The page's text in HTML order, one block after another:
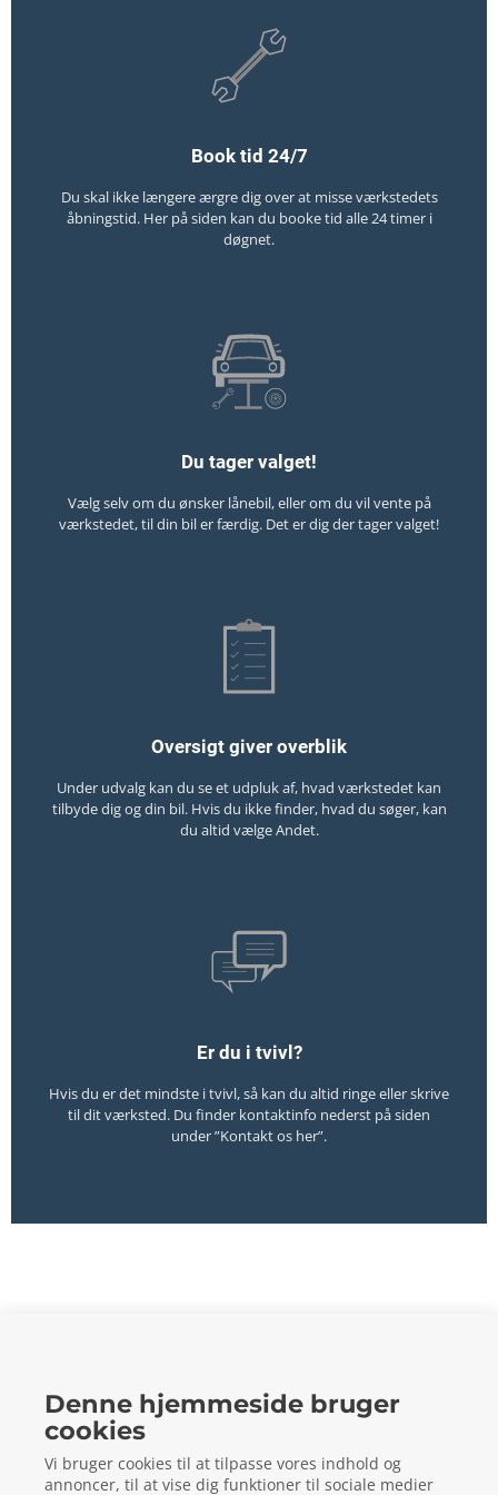
Denne hjemmeside bruger
cookies
Vi bruger cookies til at tilpasse vores indhold og
annoncer, til at vise dig funktioner til sociale medier
Book tid 24/7
Du skal ikke længere ærgre dig over at misse værkstedets
åbningstid. Her på siden kan du booke tid alle 24 timer i
døgnet.
Du tager valget!
Vælg selv om du ønsker lånebil, eller om du vil vente på
værkstedet, til din bil er færdig. Det er dig der tager valget!
Oversigt giver overblik
Under udvalg kan du se et udpluk af, hvad værkstedet kan
tilbyde dig og din bil. Hvis du ikke finder, hvad du søger, kan
du altid vælge Andet.
Er du i tvivl?
Hvis du er det mindste i tvivl, så kan du altid ringe eller skrive
til dit værksted. Du finder kontaktinfo nederst på siden
under ”Kontakt os her”.
5560
CVR: 73648718